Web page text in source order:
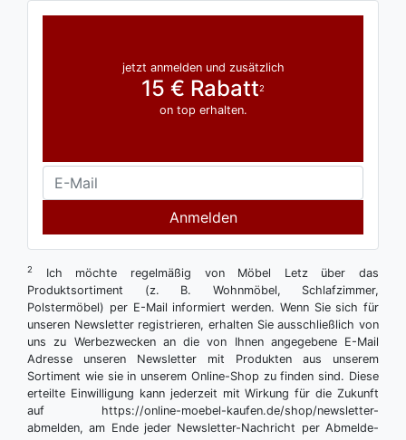
jetzt anmelden und zusätzlich
15 € Rabatt2
on top erhalten.
Anmelden
2
Ich möchte regelmäßig von Möbel Letz über das
Produktsortiment (z. B. Wohnmöbel, Schlafzimmer,
Polstermöbel) per E-Mail informiert werden. Wenn Sie sich für
unseren Newsletter registrieren, erhalten Sie ausschließlich von
uns zu Werbezwecken an die von Ihnen angegebene E-Mail
Adresse unseren Newsletter mit Produkten aus unserem
Sortiment wie sie in unserem Online-Shop zu finden sind. Diese
erteilte Einwilligung kann jederzeit mit Wirkung für die Zukunft
auf https://online-moebel-kaufen.de/shop/newsletter-
abmelden, am Ende jeder Newsletter-Nachricht per Abmelde-